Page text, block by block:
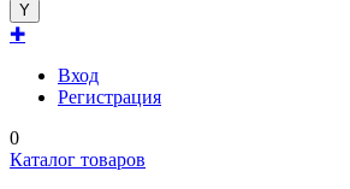
✚
Вход
Регистрация
0
Каталог товаров